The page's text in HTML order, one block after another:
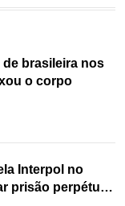
brasileira nos
o corpo
Interpol no
prisão perpétua